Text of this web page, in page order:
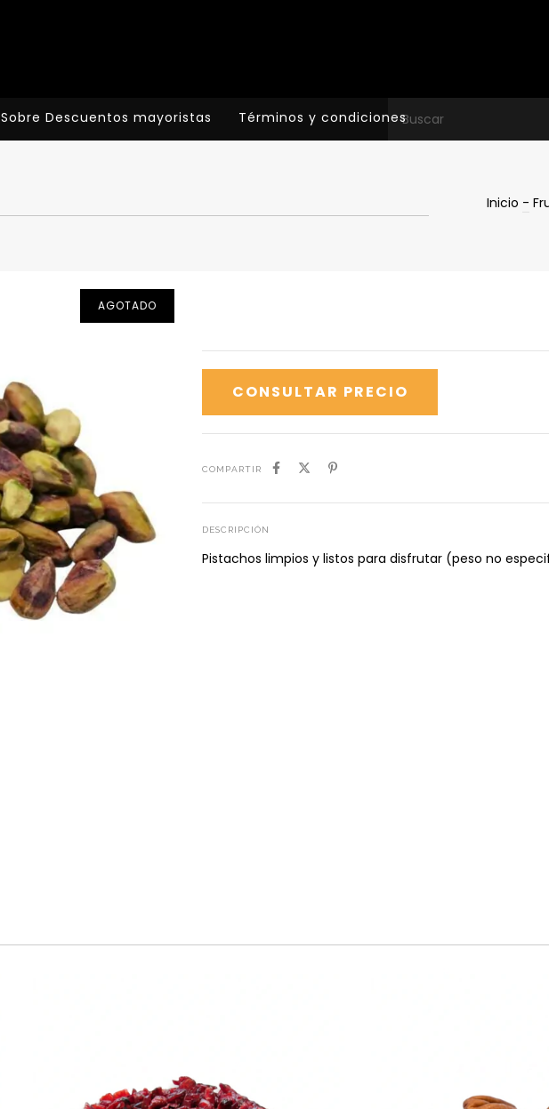
Sobre Descuentos mayoristas Términos y condiciones
Inicio -
AGOTADO
COMPARTIR
DESCRIPCIÓN
Pistachos limpios y listos para disfrutar (peso no